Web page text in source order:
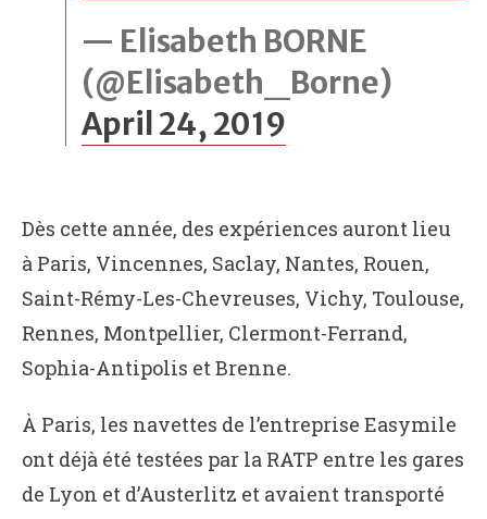
— Elisabeth BORNE
(@Elisabeth_Borne)
April 24, 2019
Dès cette année, des expériences auront lieu
à Paris, Vincennes, Saclay, Nantes, Rouen,
Saint-Rémy-Les-Chevreuses, Vichy, Toulouse,
Rennes, Montpellier, Clermont-Ferrand,
Sophia-Antipolis et Brenne.
À Paris, les navettes de l’entreprise Easymile
ont déjà été testées par la RATP entre les gares
de Lyon et d’Austerlitz et avaient transporté